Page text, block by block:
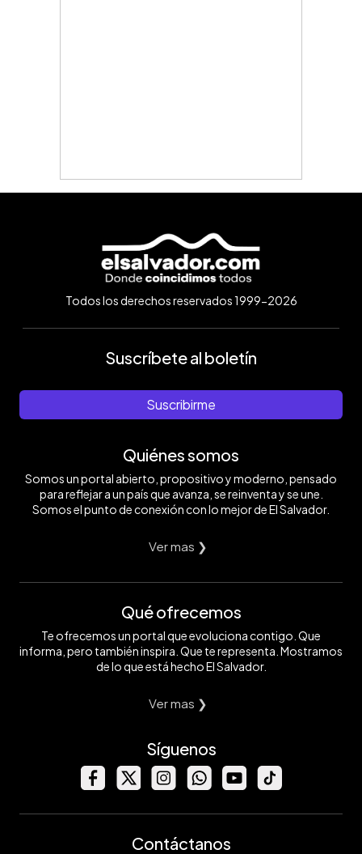
Todos los derechos reservados 1999-2026
Suscríbete al boletín
Suscribirme
Quiénes somos
Somos un portal abierto, propositivo y moderno, pensado
para reflejar a un país que avanza, se reinventa y se une.
Somos el punto de conexión con lo mejor de El Salvador.
Ver mas ❯
Qué ofrecemos
Te ofrecemos un portal que evoluciona contigo. Que
informa, pero también inspira. Que te representa. Mostramos
de lo que está hecho El Salvador.
Ver mas ❯
Síguenos
Contáctanos